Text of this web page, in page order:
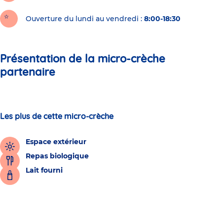
Ouverture du lundi au vendredi : 8:00-18:30
Présentation de la micro-crèche
partenaire
Les plus de cette micro-crèche
Espace extérieur
Repas biologique
Lait fourni